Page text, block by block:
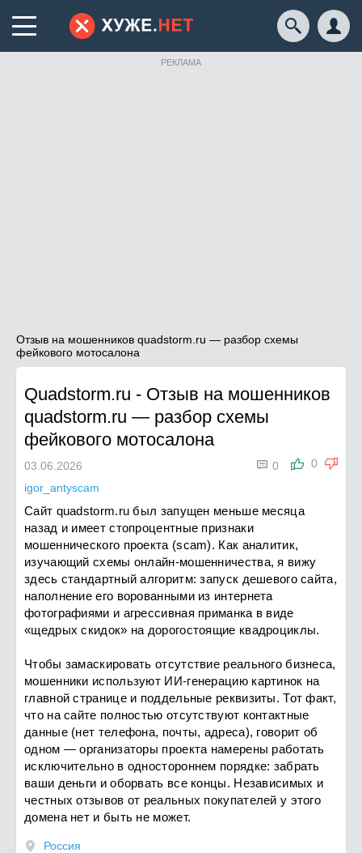
РЕКЛАМА
Отзыв на мошенников quadstorm.ru — разбор схемы
фейкового мотосалона
Quadstorm.ru - Отзыв на мошенников
quadstorm.ru — разбор схемы
фейкового мотосалона
0
 0
03.06.2026
igor_antyscam
Сайт quadstorm.ru был запущен меньше месяца
назад и имеет стопроцентные признаки
мошеннического проекта (scam). Как аналитик,
изучающий схемы онлайн-мошенничества, я вижу
здесь стандартный алгоритм: запуск дешевого сайта,
наполнение его ворованными из интернета
фотографиями и агрессивная приманка в виде
«щедрых скидок» на дорогостоящие квадроциклы.
Чтобы замаскировать отсутствие реального бизнеса,
мошенники используют ИИ-генерацию картинок на
главной странице и поддельные реквизиты. Тот факт,
что на сайте полностью отсутствуют контактные
данные (нет телефона, почты, адреса), говорит об
одном — организаторы проекта намерены работать
исключительно в одностороннем порядке: забрать
ваши деньги и оборвать все концы. Независимых и
честных отзывов от реальных покупателей у этого
домена нет и быть не может.
Россия